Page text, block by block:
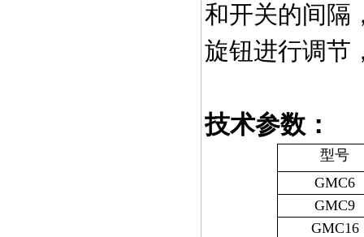
和开关的间隔
旋钮进行调节
技术参数：
型号
GMC6
GMC9
GMC16